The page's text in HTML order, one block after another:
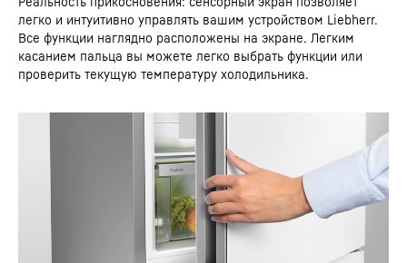
легко и интуитивно управлять вашим устройством Liebherr.
Все функции наглядно расположены на экране. Легким
касанием пальца вы можете легко выбрать функции или
проверить текущую температуру холодильника.